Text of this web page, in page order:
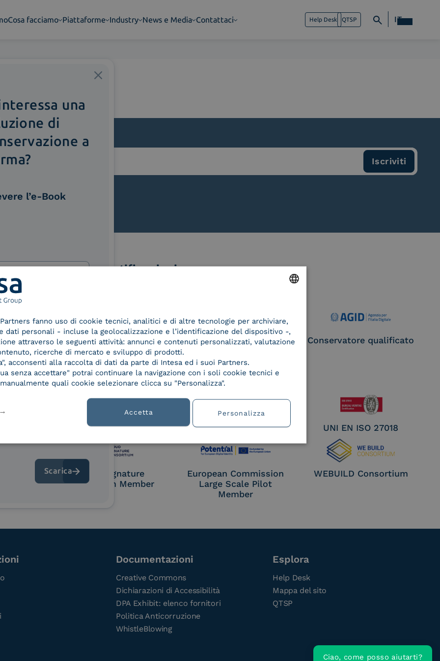
Cosa facciamo Piattaforme Industry News e Media Contattaci Help Desk QTSP IT
Le nostre certificazioni
Trust
for
/
Service Provider e
Aggregatore SPID
Service Provider e
Conservatore qualificato
UNI EN ISO 27001 UNI EN ISO 27017 UNI EN ISO 27018
Cloud Signature
Consortium Member
European Commission
Large Scale Pilot
Member
WEBUILD Consortium
una
di
a
l’e-Book
e offerte di INTESA.
di INTESA.
inviando una e-mail
se non si desidera ricevere
facendo clic sul
e-mail.
nelle Norme di tutela della
di aver letto e compreso
Documentazioni
Creative Commons
Dichiarazioni di Accessibilità
DPA Exhibit: elenco fornitori
Politica Anticorruzione
WhistleBlowing
Esplora
Help Desk
Mappa del sito
QTSP
ITALIAN
fanno uso di cookie tecnici, analitici e di altre tecnologie per archiviare,
dati personali - incluse la geolocalizzazione e l’identificazione del dispositivo -,
attraverso le seguenti attività: annunci e contenuti personalizzati, valutazione
ricerche di mercato e sviluppo di prodotti.
acconsenti alla raccolta di dati da parte di Intesa ed i suoi Partners.
senza accettare" potrai continuare la navigazione con i soli cookie tecnici e
quali cookie selezionare clicca su "Personalizza".
Accetta Personalizza
Ciao, come posso aiutarti?